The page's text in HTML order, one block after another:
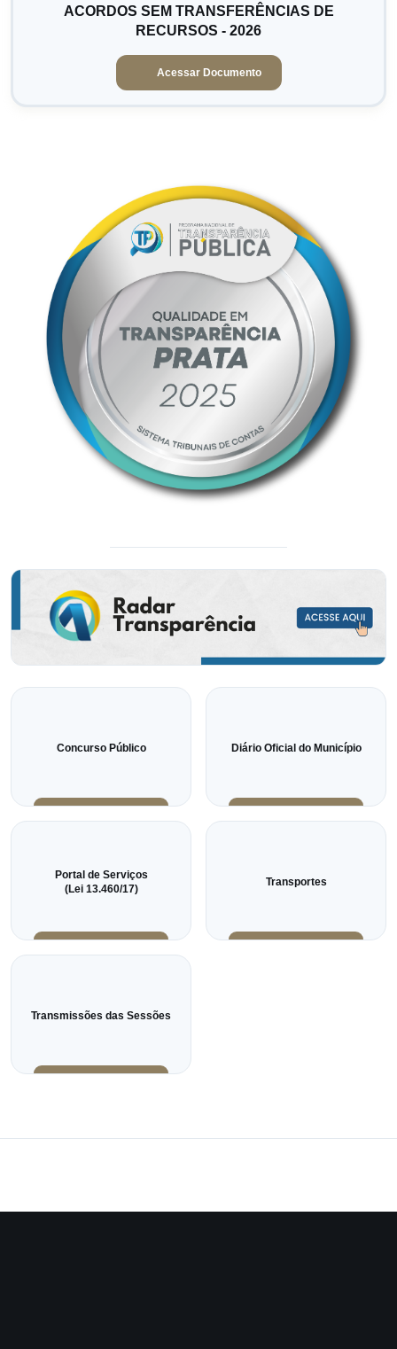
ACORDOS SEM TRANSFERÊNCIAS DE
RECURSOS - 2026
Acessar Documento
Concurso Público Diário Oficial do Município
Portal de Serviços
(Lei 13.460/17)
Transportes
Transmissões das Sessões